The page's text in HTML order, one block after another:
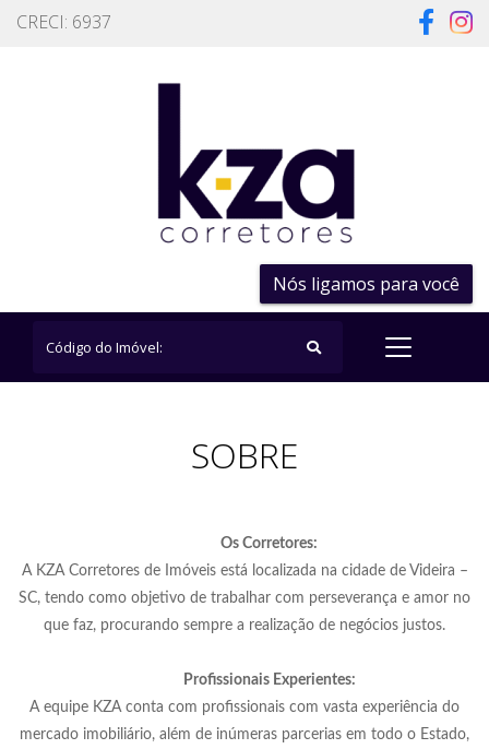
CRECI: 6937
Nós ligamos para você
SOBRE
Os Corretores:
A KZA Corretores de Imóveis está localizada na cidade de Videira –
SC, tendo como objetivo de trabalhar com perseverança e amor no
que faz, procurando sempre a realização de negócios justos.
Profissionais Experientes:
A equipe KZA conta com profissionais com vasta experiência do
mercado imobiliário, além de inúmeras parcerias em todo o Estado,